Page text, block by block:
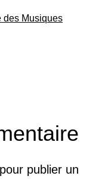
des Musiques
pour publier un